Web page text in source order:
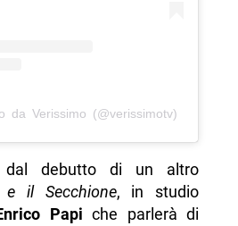
da Verissimo (@verissimotv)
debutto di un altro
il Secchione, in studio
Papiche parlerà di